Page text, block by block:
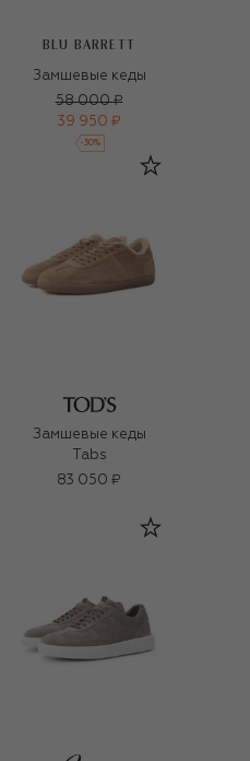
BLU BARRETT
Замшевые кеды
58 000 ₽
39 950 ₽
-30%
Замшевые кеды
Tabs
83 050 ₽